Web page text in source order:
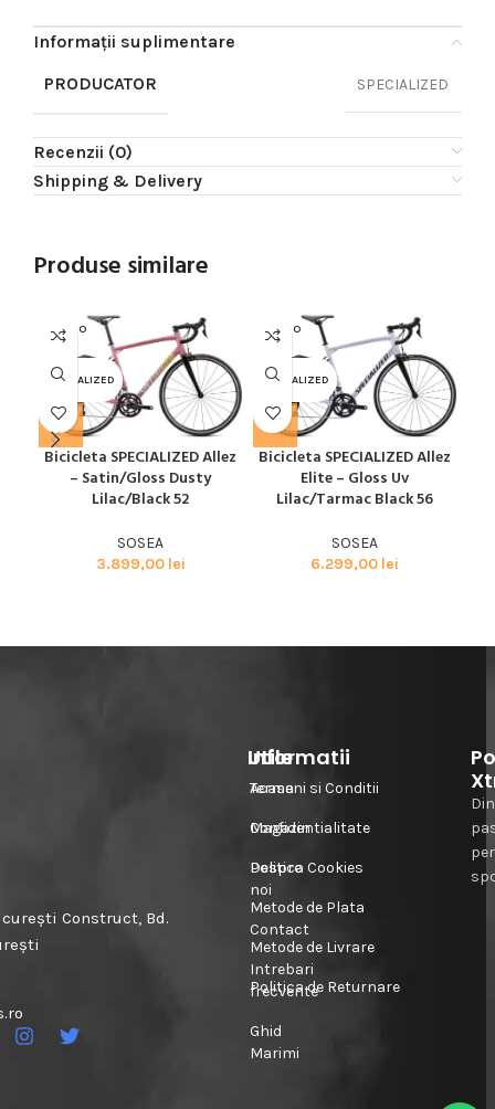
Informații suplimentare
PRODUCATOR
SPECIALIZED
Recenzii (0)
Shipping & Delivery
Produse similare
SOLD O
UT
SPECIALIZED
Bicicleta SPECIALIZED Allez
– Satin/Gloss Dusty
Lilac/Black 52
SOSEA
3.899,00 lei
SOLD O
UT
SPECIALIZED
Bicicleta SPECIALIZED Allez
Elite – Gloss Uv
Lilac/Tarmac Black 56
SOSEA
6.299,00 lei
Construct, Bd.
Informatii
Acasa
Magazin
Despre
noi
Contact
Intrebari
frecvente
Ghid
Marimi
Utile
Termeni si Conditii
Confidentialitate
Politica Cookies
Metode de Plata
Metode de Livrare
Politica de Returnare
Din